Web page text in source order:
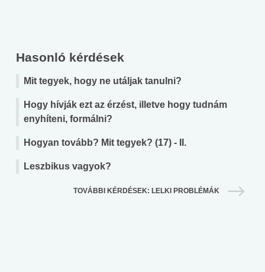
Hasonló kérdések
Mit tegyek, hogy ne utáljak tanulni?
Hogy hívják ezt az érzést, illetve hogy tudnám
enyhíteni, formálni?
Hogyan tovább? Mit tegyek? (17) - II.
Leszbikus vagyok?
TOVÁBBI KÉRDÉSEK: LELKI PROBLÉMÁK